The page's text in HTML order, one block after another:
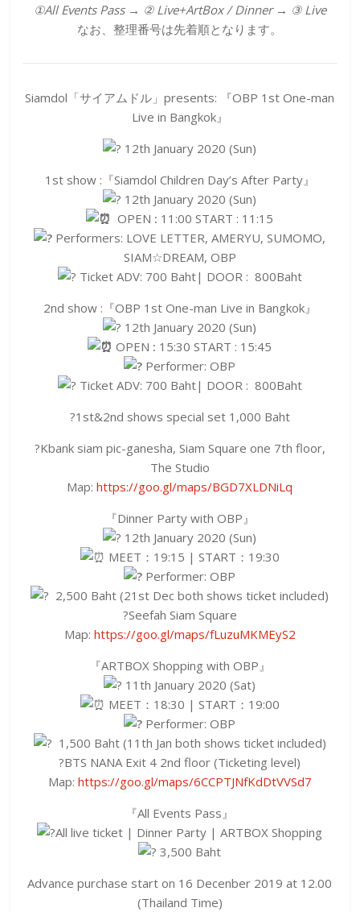
①All Events Pass → ② Live+ArtBox / Dinner → ③ Live
なお、整理番号は先着順となります。
Siamdol「サイアムドル」presents: 『OBP 1st One-man
Live in Bangkok』
12th January 2020 (Sun)
1st show :『Siamdol Children Day’s After Party』
12th January 2020 (Sun)
OPEN : 11:00 START : 11:15
Performers: LOVE LETTER, AMERYU, SUMOMO,
SIAM☆DREAM, OBP
Ticket ADV: 700 Baht| DOOR : 800Baht
2nd show :『OBP 1st One-man Live in Bangkok』
12th January 2020 (Sun)
OPEN : 15:30 START : 15:45
Performer: OBP
Ticket ADV: 700 Baht| DOOR : 800Baht
?1st&2nd shows special set 1,000 Baht
?Kbank siam pic-ganesha, Siam Square one 7th floor,
The Studio
Map:https://goo.gl/maps/BGD7XLDNiLq
『Dinner Party with OBP』
12th January 2020 (Sun)
MEET：19:15 | START：19:30
Performer: OBP
2,500 Baht (21st Dec both shows ticket included)
?Seefah Siam Square
Map: https://goo.gl/maps/fLuzuMKMEyS2
『ARTBOX Shopping with OBP』
11th January 2020 (Sat)
MEET：18:30 | START：19:00
Performer: OBP
1,500 Baht (11th Jan both shows ticket included)
?BTS NANA Exit 4 2nd floor (Ticketing level)
Map: https://goo.gl/maps/6CCPTJNfKdDtVVSd7
『All Events Pass』
All live ticket | Dinner Party | ARTBOX Shopping
3,500 Baht
Advance purchase start on 16 Decenber 2019 at 12.00
(Thailand Time)